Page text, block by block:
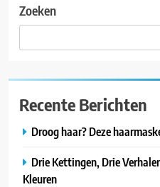
Zoeken
Recente Berichten
Droog haar? Deze
Drie Kettingen, Drie
Kleuren